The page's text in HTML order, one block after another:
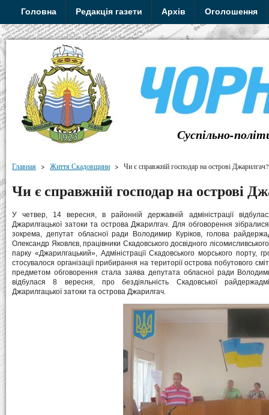
Головна Редакція газети Архів Оголошення
Суспільно-
Главная > Життя Скадовщини > Чи є справжній господар на острові Джарилгач?
Чи є справжній господар на острові
У четвер, 14 вересня, в районній державній адміністрації
Джарилгацької затоки та острова Джарилгач. Для обговорення
зокрема, депутат обласної ради Володимир Куріков, голова
Олександр Яковлєв, працівники Скадовського досвідного
парку «Джарилгацький», Адміністрації Скадовського морського порту,
стосувалося організації прибирання на території острова побутового
предметом обговорення стала заява депутата обласної ради
відбулася 8 вересня, про бездіяльність Скадовської
Джарилгацької затоки та острова Джарилгач.